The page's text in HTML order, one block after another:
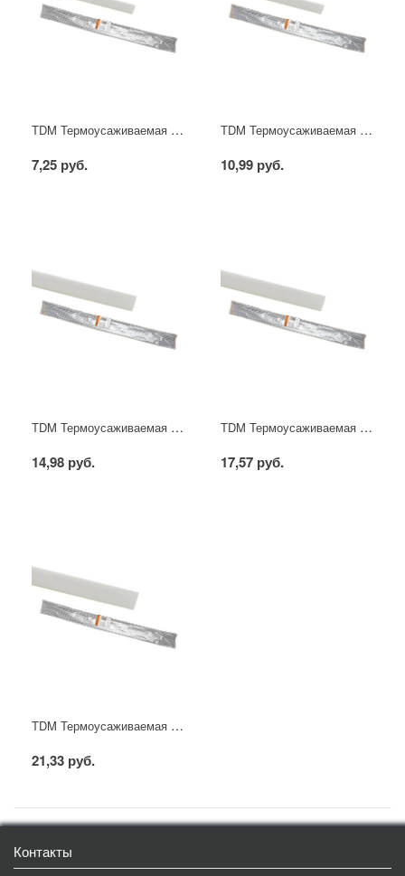
TDM Термоусаживаемая трубка ТУТнг 2/1 белая по 1м (200 м/упак)
7,25 руб.
TDM Термоусаживаемая трубка ТУТнг 4/2 белая по 1м (100 м/упак)
10,99 руб.
TDM Термоусаживаемая трубка ТУТнг 6/3 белая по 1м (50 м/упак)
14,98 руб.
TDM Термоусаживаемая трубка ТУТнг 8/4 белая по 1м (50 м/упак)
17,57 руб.
TDM Термоусаживаемая трубка ТУТнг 10/5 белая по 1м (50 м/упак)
21,33 руб.
Контакты